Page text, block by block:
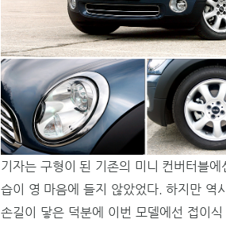
기자는 구형이 된 기존의 미니 컨버터블
습이 영 마음에 들지 않았었다. 하지만 역
손길이 닿은 덕분에 이번 모델에선 접이